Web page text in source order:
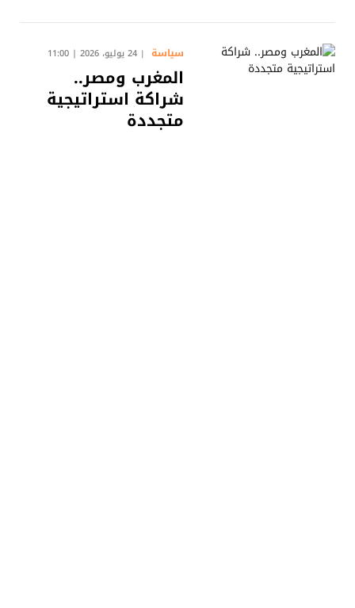
سياسة 24 يوليو، 2026 | 11:00
المغرب ومصر..
شراكة استراتيجية
متجددة